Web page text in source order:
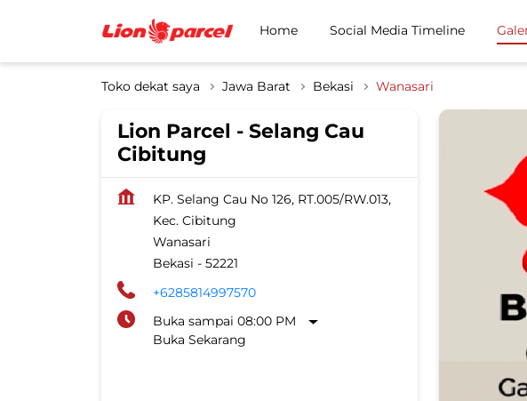
Home Social Media Timeline
Toko dekat saya Jawa Barat Bekasi Wanasari
Lion Parcel - Selang Cau
Cibitung
KP. Selang Cau No 126, RT.005/RW.013,
Kec. Cibitung
Wanasari
Bekasi - 52221
+6285814997570
Buka sampai 08:00 PM
Buka Sekarang